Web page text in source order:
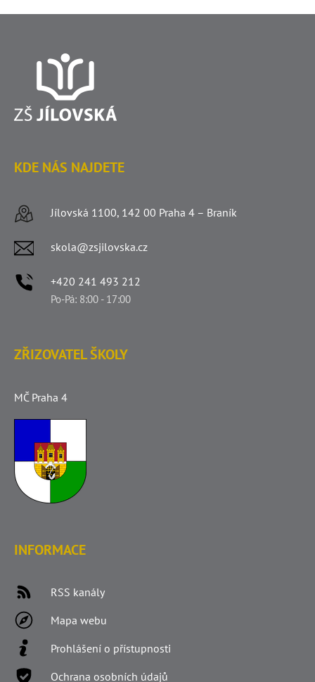
KDE NÁS NAJDETE
Jílovská 1100, 142 00 Praha 4 – Braník
skola@zsjilovska.cz
+420 241 493 212
Po-Pá: 8:00 - 17:00
ZŘIZOVATEL ŠKOLY
MČ Praha 4
INFORMACE
RSS kanály
Mapa webu
Prohlášení o přístupnosti
Ochrana osobních údajů